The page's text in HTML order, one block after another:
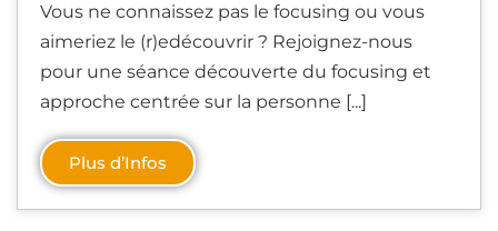
Vous ne connaissez pas le focusing ou vous
aimeriez le (r)edécouvrir ? Rejoignez-nous
pour une séance découverte du focusing et
approche centrée sur la personne [...]
Plus d’Infos